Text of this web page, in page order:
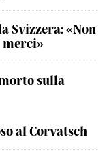
Svizzera: «Non
merci»
sulla
al Corvatsch